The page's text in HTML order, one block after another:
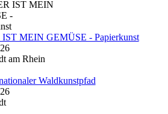
IST MEIN GEMÜSE - Papierkunst
am Rhein
Waldkunstpfad